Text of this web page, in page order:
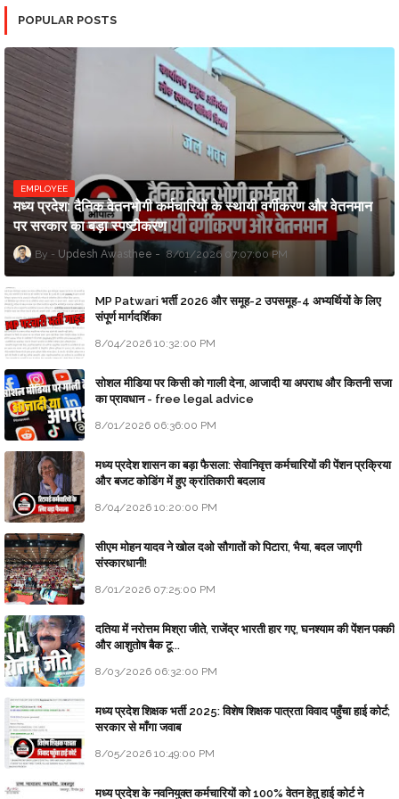
POPULAR POSTS
EMPLOYEE
मध्य प्रदेश: दैनिक वेतनभोगी कर्मचारियों के स्थायी वर्गीकरण और वेतनमान
पर सरकार का बड़ा स्पष्टीकरण
Updesh Awasthee 8/01/2026 07:07:00 PM
MP Patwari भर्ती 2026 और समूह-2 उपसमूह-4 अभ्यर्थियों के लिए
संपूर्ण मार्गदर्शिका
8/04/2026 10:32:00 PM
सोशल मीडिया पर किसी को गाली देना, आजादी या अपराध और कितनी सजा
का प्रावधान - free legal advice
8/01/2026 06:36:00 PM
मध्य प्रदेश शासन का बड़ा फैसला: सेवानिवृत्त कर्मचारियों की पेंशन प्रक्रिया
और बजट कोडिंग में हुए क्रांतिकारी बदलाव
8/04/2026 10:20:00 PM
सीएम मोहन यादव ने खोल दओ सौगातों को पिटारा, भैया, बदल जाएगी
संस्कारधानी!
8/01/2026 07:25:00 PM
दतिया में नरोत्तम मिश्रा जीते, राजेंद्र भारती हार गए, घनश्याम की पेंशन पक्की
और आशुतोष बैक टू...
8/03/2026 06:32:00 PM
मध्य प्रदेश शिक्षक भर्ती 2025: विशेष शिक्षक पात्रता विवाद पहुँचा हाई कोर्ट;
सरकार से माँगा जवाब
8/05/2026 10:49:00 PM
मध्य प्रदेश के नवनियुक्त कर्मचारियों को 100% वेतन हेतु हाई कोर्ट ने